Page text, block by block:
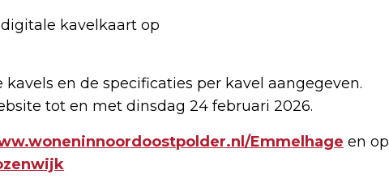
kavelkaart op
en de specificaties per kavel aangegeven.
tot en met dinsdag 24 februari 2026.
Emmelhage en op